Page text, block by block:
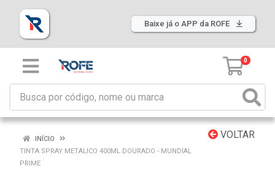
Baixe já o APP da ROFE
0
VOLTAR
INÍCIO
TINTA SPRAY METALICO 400ML DOURADO - MUNDIAL
PRIME